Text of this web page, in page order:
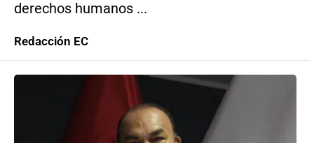
derechos humanos ...
Redacción EC